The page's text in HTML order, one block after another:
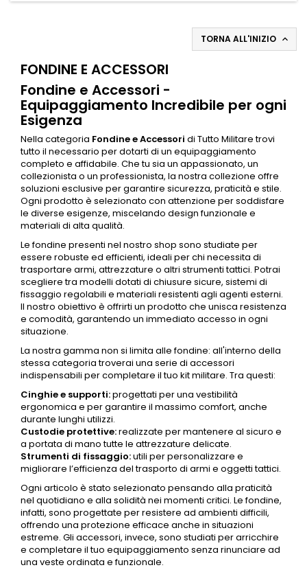
TORNA ALL'INIZIO 
FONDINE E ACCESSORI
Fondine e Accessori -
Equipaggiamento Incredibile per ogni
Esigenza
Nella categoria Fondine eAccessori di Tutto Militare trovi
tutto il necessario per dotarti di un equipaggiamento
completo e affidabile. Che tu sia un appassionato, un
collezionista o un professionista, la nostra collezione offre
soluzioni esclusive per garantire sicurezza, praticità e stile.
Ogni prodotto è selezionato con attenzione per soddisfare
le diverse esigenze, miscelando design funzionale e
materiali di alta qualità.
Le fondine presenti nel nostro shop sono studiate per
essere robuste ed efficienti, ideali per chi necessita di
trasportare armi, attrezzature o altri strumenti tattici. Potrai
scegliere tra modelli dotati di chiusure sicure, sistemi di
fissaggio regolabili e materiali resistenti agli agenti esterni.
Il nostro obiettivo è offrirti un prodotto che unisca resistenza
e comodità, garantendo un immediato accesso in ogni
situazione.
La nostra gamma non si limita alle fondine: all'interno della
stessa categoria troverai una serie di accessori
indispensabili per completare il tuo kit militare. Tra questi:
Cinghie e supporti:progettati per una vestibilità
ergonomica e per garantire il massimo comfort, anche
durante lunghi utilizzi.
Custodie protettive:realizzate per mantenere al sicuro e
a portata di mano tutte le attrezzature delicate.
Strumenti di fissaggio:utili per personalizzare e
migliorare l’efficienza del trasporto di armi e oggetti tattici.
Ogni articolo è stato selezionato pensando alla praticità
nel quotidiano e alla solidità nei momenti critici. Le fondine,
infatti, sono progettate per resistere ad ambienti difficili,
offrendo una protezione efficace anche in situazioni
estreme. Gli accessori, invece, sono studiati per arricchire
e completare il tuo equipaggiamento senza rinunciare ad
una veste ordinata e funzionale.